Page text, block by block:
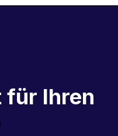
für Ihren